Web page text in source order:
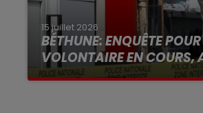
15 juillet 2026
BÉTHUNE: ENQUÊTE
VOLONTAIRE EN COURS,
Selon les premiers